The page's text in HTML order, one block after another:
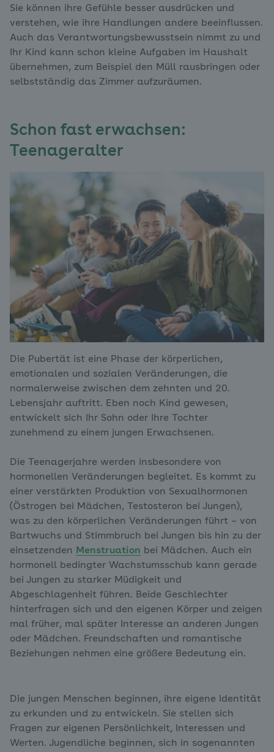
Sie können ihre Gefühle besser ausdrücken und
verstehen, wie ihre Handlungen andere beeinflussen.
Auch das Verantwortungsbewusstsein nimmt zu und
Ihr Kind kann schon kleine Aufgaben im Haushalt
übernehmen, zum Beispiel den Müll rausbringen oder
selbstständig das Zimmer aufzuräumen.
Schon fast erwachsen:
Teenageralter
Die Pubertät ist eine Phase der körperlichen,
emotionalen und sozialen Veränderungen, die
normalerweise zwischen dem zehnten und 20.
Lebensjahr auftritt. Eben noch Kind gewesen,
entwickelt sich Ihr Sohn oder Ihre Tochter
zunehmend zu einem jungen Erwachsenen.
Die Teenagerjahre werden insbesondere von
hormonellen Veränderungen begleitet. Es kommt zu
einer verstärkten Produktion von Sexualhormonen
(Östrogen bei Mädchen, Testosteron bei Jungen),
was zu den körperlichen Veränderungen führt – von
Bartwuchs und Stimmbruch bei Jungen bis hin zu der
einsetzenden
Menstruation bei Mädchen. Auch ein
hormonell bedingter Wachstumsschub kann gerade
bei Jungen zu starker Müdigkeit und
Abgeschlagenheit führen. Beide Geschlechter
hinterfragen sich und den eigenen Körper und zeigen
mal früher, mal später Interesse an anderen Jungen
oder Mädchen. Freundschaften und romantische
Beziehungen nehmen eine größere Bedeutung ein.
Die jungen Menschen beginnen, ihre eigene Identität
zu erkunden und zu entwickeln. Sie stellen sich
Fragen zur eigenen Persönlichkeit, Interessen und
Werten. Jugendliche beginnen, sich in sogenannten